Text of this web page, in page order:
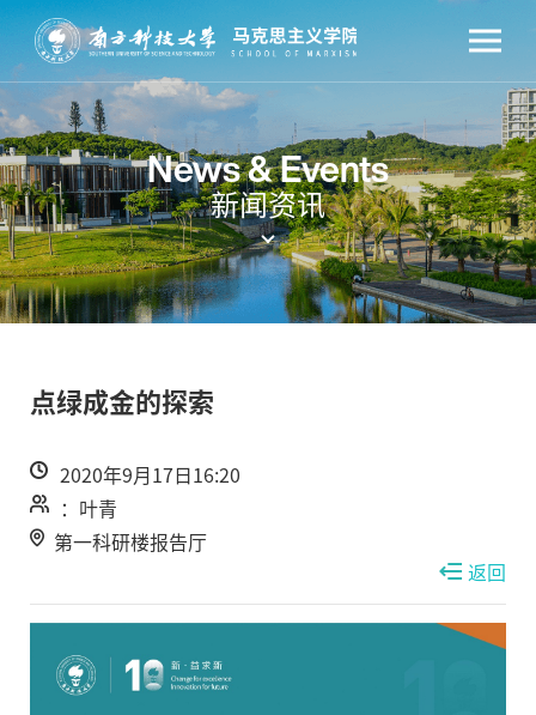
News & Events
新闻资讯
点绿成金的探索
2020年9月17日16:20
：叶青
第一科研楼报告厅
返回